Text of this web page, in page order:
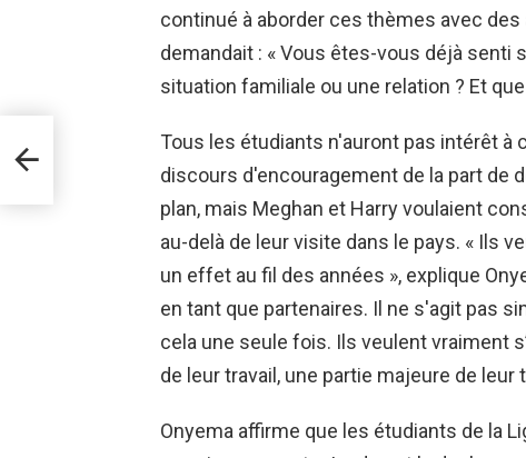
continué à aborder ces thèmes avec
demandait : « Vous êtes-vous déjà senti
situation familiale ou une relation ? Et
Tous les étudiants n'auront pas intérêt à
discours d'encouragement de la part de
plan, mais Meghan et Harry voulaient
au-delà de leur visite dans le pays. « Ils
un effet au fil des années », explique
en tant que partenaires. Il ne s'agit pas
cela une seule fois. Ils veulent vraiment
de leur travail, une partie majeure de leur
Onyema affirme que les étudiants de la